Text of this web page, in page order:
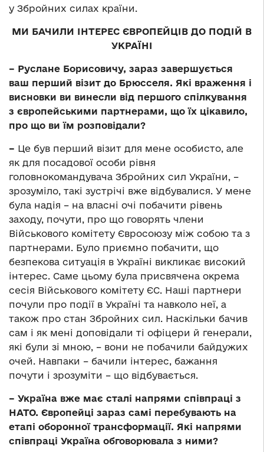
у Збройних силах країни.
МИ БАЧИЛИ ІНТЕРЕС ЄВРОПЕЙЦІВ ДО ПОДІЙ В
УКРАЇНІ
– Руслане Борисовичу, зараз завершується
ваш перший візит до Брюсселя. Які враження і
висновки ви винесли від першого спілкування
з європейськими партнерами, що їх цікавило,
про що ви їм розповідали?
– Це був перший візит для мене особисто, але
як для посадової особи рівня
головнокомандувача Збройних сил України, –
зрозуміло, такі зустрічі вже відбувалися. У мене
була надія – на власні очі побачити рівень
заходу, почути, про що говорять члени
Військового комітету Євросоюзу між собою та з
партнерами. Було приємно побачити, що
безпекова ситуація в Україні викликає високий
інтерес. Саме цьому була присвячена окрема
сесія Військового комітету ЄС. Наші партнери
почули про події в Україні та навколо неї, а
також про стан Збройних сил. Наскільки бачив
сам і як мені доповідали ті офіцери й генерали,
які були зі мною, – вони не побачили байдужих
очей. Навпаки – бачили інтерес, бажання
почути і зрозуміти – що відбувається.
– Україна вже має сталі напрями співпраці з
НАТО. Європейці зараз самі перебувають на
етапі оборонної трансформації. Які напрями
співпраці Україна обговорювала з ними?